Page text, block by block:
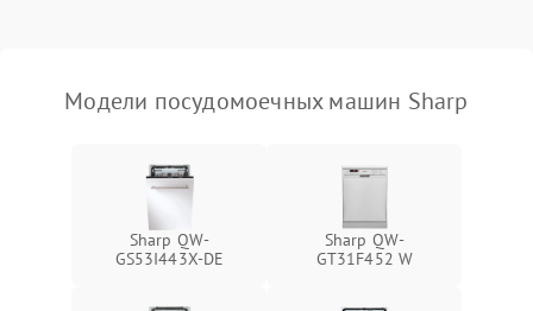
Модели посудомоечных машин Sharp
Sharp QW-
GS53I443X-DE
Sharp QW-
GT31F452 W